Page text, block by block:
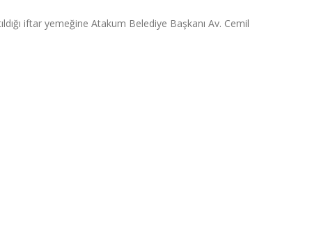
iftar yemeğine Atakum Belediye Başkanı Av. Cemil